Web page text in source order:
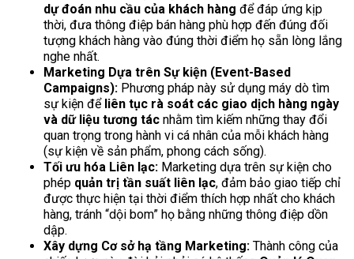
dự đoán nhu cầu của khách hàng để đáp ứng kịp
thời, đưa thông điệp bán hàng phù hợp đến đúng đối
tượng khách hàng vào đúng thời điểm họ sẵn lòng lắng
nghe nhất.
Marketing Dựa trên Sự kiện (Event-Based
Campaigns): Phương pháp này sử dụng máy dò tìm
sự kiện để liên tục rà soát các giao dịch hàng ngày
và dữ liệu tương tác nhằm tìm kiếm những thay đổi
quan trọng trong hành vi cá nhân của mỗi khách hàng
(sự kiện về sản phẩm, phong cách sống).
Tối ưu hóa Liên lạc: Marketing dựa trên sự kiện cho
phép quản trị tần suất liên lạc, đảm bảo giao tiếp chỉ
được thực hiện tại thời điểm thích hợp nhất cho khách
hàng, tránh “dội bom” họ bằng những thông điệp dồn
dập.
Xây dựng Cơ sở hạ tầng Marketing: Thành công của